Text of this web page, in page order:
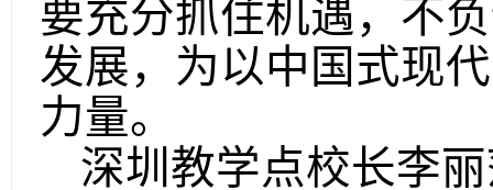
要充分抓住机遇，不
发展，为以中国式现
力量。
深圳教学点校长李